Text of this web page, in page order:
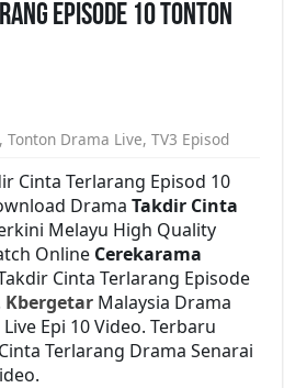
Episode 10 Tonton
,Tonton Drama Live,TV3 Episod
Cinta Terlarang Episod 10
DramaTakdir Cinta
Melayu High Quality
Online Cerekarama
Cinta Terlarang Episode
Kbergetar Malaysia Drama
Epi 10 Video. Terbaru
Terlarang Drama Senarai